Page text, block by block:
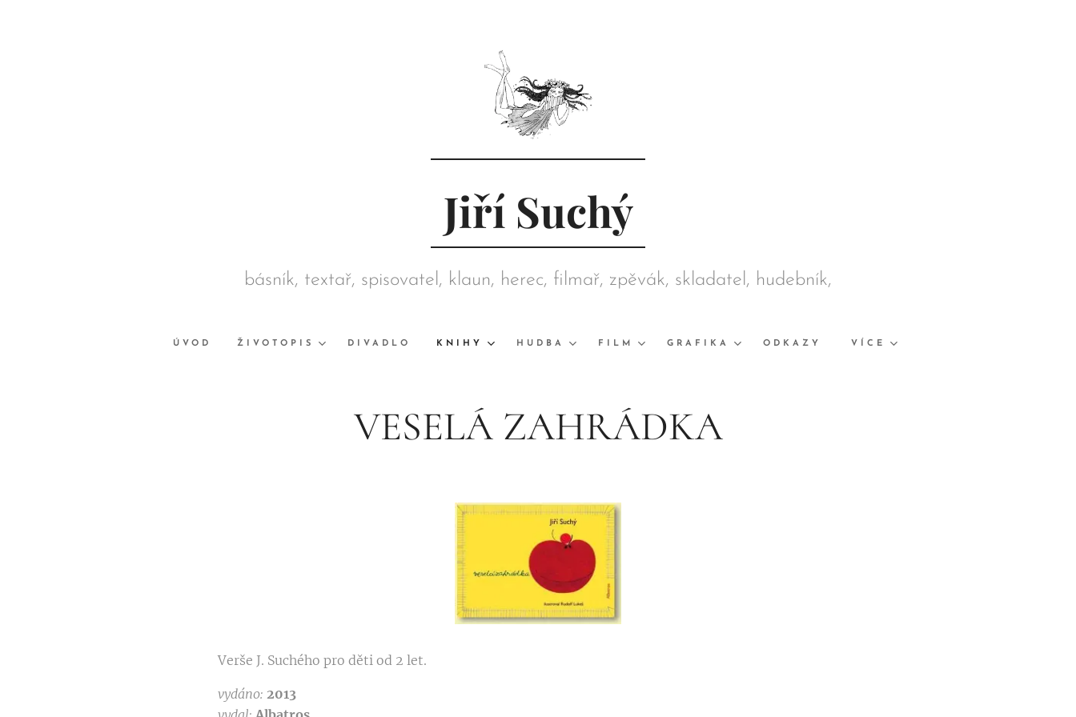
Jiří Suchý
básník, textař, spisovatel, klaun, herec, filmař, zpěvák, skladatel, hudebník,
ÚVOD ŽIVOTOPIS DIVADLO KNIHY HUDBA FILM GRAFIKA ODKAZY VÍCE
VESELÁ ZAHRÁDKA
Verše J. Suchého pro děti od 2 let.
vydáno: 2013